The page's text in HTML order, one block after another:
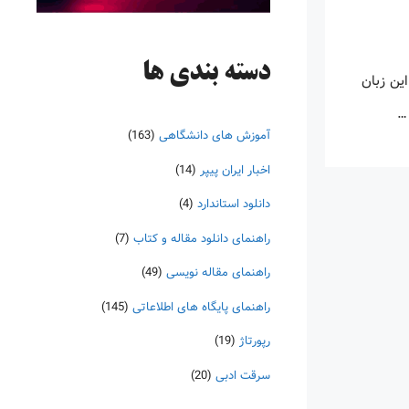
زبان
…
دسته‌ بندی ها
آموزش های دانشگاهی (163)
اخبار ایران پیپر (14)
دانلود استاندارد (4)
راهنمای دانلود مقاله و کتاب (7)
راهنمای مقاله نویسی (49)
راهنمای پایگاه های اطلاعاتی (145)
رپورتاژ (19)
سرقت ادبی (20)